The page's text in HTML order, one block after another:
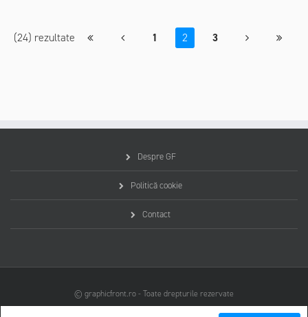
(24) rezultate 1 2 3
Despre GF
Politică cookie
Contact
© graphicfront.ro - Toate drepturile rezervate